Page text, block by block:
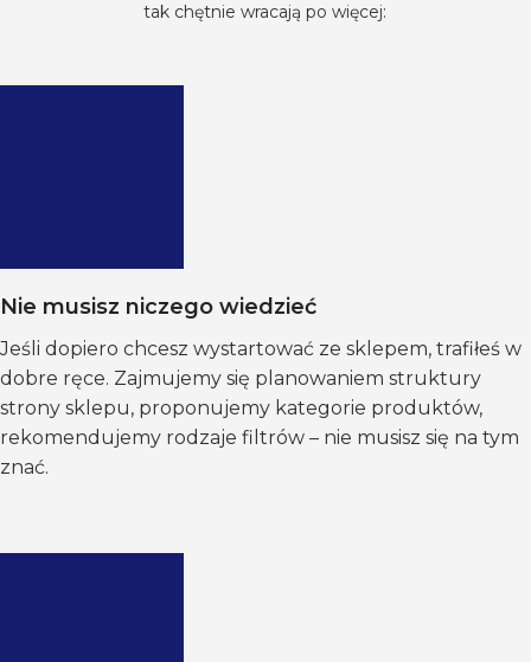
tak chętnie wracają po więcej:
Nie musisz niczego wiedzieć
Jeśli dopiero chcesz wystartować ze sklepem, trafiłeś w
dobre ręce. Zajmujemy się planowaniem struktury
strony sklepu, proponujemy kategorie produktów,
rekomendujemy rodzaje filtrów – nie musisz się na tym
znać.